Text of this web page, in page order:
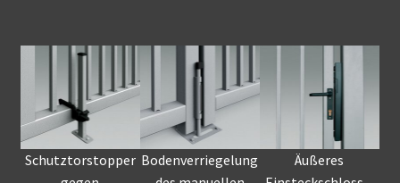
Schutztorstopper Bodenverriegelung
Äußeres